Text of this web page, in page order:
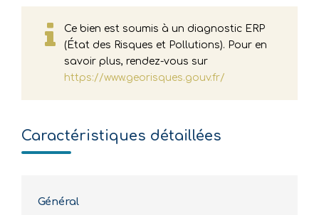
Ce bien est soumis à un diagnostic ERP
(État des Risques et Pollutions). Pour en
savoir plus, rendez-vous sur
https://www.georisques.gouv.fr/
Caractéristiques détaillées
Général